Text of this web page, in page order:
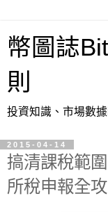
幣圖誌
則
投資知識、市場數
2015-04-14
搞清課稅範
所稅申報全